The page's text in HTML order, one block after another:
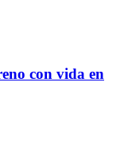
con vida en